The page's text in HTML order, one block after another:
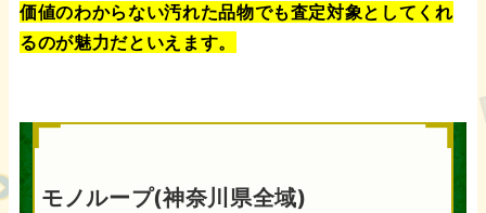
価値のわからない汚れた品物でも査定対象としてくれ
るのが魅力だといえます。
モノループ(神奈川県全域)